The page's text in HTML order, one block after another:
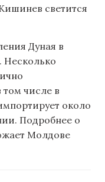
светится
Дуная в
Несколько
том числе в
около
Подробнее о
Молдове